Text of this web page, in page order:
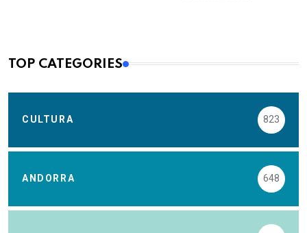
TOP CATEGORIES
CULTURA 823
ANDORRA 648